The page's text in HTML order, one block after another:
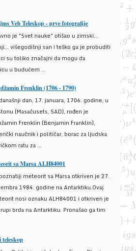
Veb Teleskop - prve fotografije
je "Svet nauke" otišao u zimski...
višegodišnji san i teško ga je probuditi
su toliko značajni da mogu da
u budućem ...
Frenklin (1706 - 1790)
dan, 17. januara, 1706. godine, u
(Masačusets, SAD), rođen je
Frenklin (Benjamin Franklin),
naučnik i političar, borac za ljudska
ratu za ...
sa Marsa ALH84001
meteorit sa Marsa otkriven je 27.
1984. godine na Antarktiku.Ovaj
nosi oznaku ALH84001 i otkriven je
brda na Antarktiku. Pronašao ga tim
teleskop